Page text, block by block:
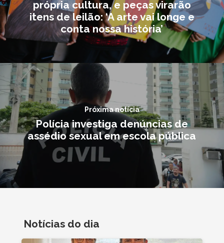
própria cultura, e peças virarão
itens de leilão: ‘A arte vai longe e
conta nossa história’
Próxima notícia
Polícia investiga denúncias de
assédio sexual em escola pública
Notícias do dia